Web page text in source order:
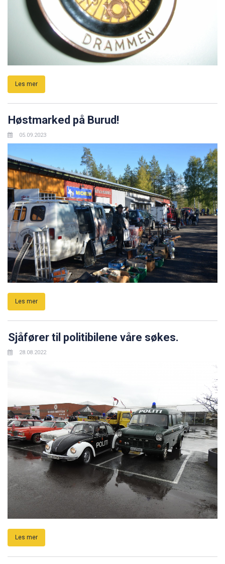
Les mer
Høstmarked på Burud!
05.09.2023
Les mer
Sjåfører til politibilene våre søkes.
28.08.2022
Les mer